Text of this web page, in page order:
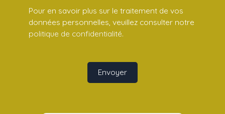
Pour en savoir plus sur le traitement de vos
données personnelles, veuillez consulter notre
politique de confidentialité.
Envoyer